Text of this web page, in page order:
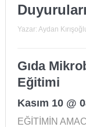
Yazar: Aydan
Gıda
Eğitimi
Kasım 10 @
EĞİTİMİN